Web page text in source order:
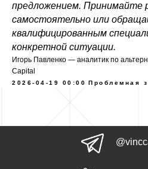
предложением. Принимайте
самостоятельно или
квалифицированным
конкретной ситуации.
Игорь Павленко — аналитик по
Capital
2026-04-19 00:00 Проблемная